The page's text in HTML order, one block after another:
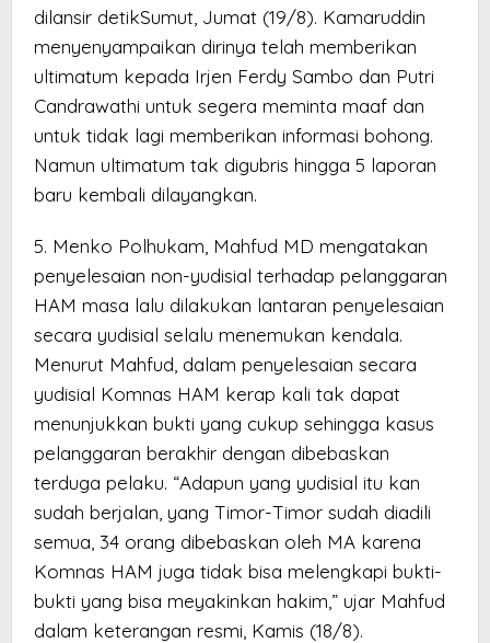
dilansir detikSumut, Jumat (19/8). Kamaruddin
menyenyampaikan dirinya telah memberikan
ultimatum kepada Irjen Ferdy Sambo dan Putri
Candrawathi untuk segera meminta maaf dan
untuk tidak lagi memberikan informasi bohong.
Namun ultimatum tak digubris hingga 5 laporan
baru kembali dilayangkan.
5. Menko Polhukam, Mahfud MD mengatakan
penyelesaian non-yudisial terhadap pelanggaran
HAM masa lalu dilakukan lantaran penyelesaian
secara yudisial selalu menemukan kendala.
Menurut Mahfud, dalam penyelesaian secara
yudisial Komnas HAM kerap kali tak dapat
menunjukkan bukti yang cukup sehingga kasus
pelanggaran berakhir dengan dibebaskan
terduga pelaku. “Adapun yang yudisial itu kan
sudah berjalan, yang Timor-Timor sudah diadili
semua, 34 orang dibebaskan oleh MA karena
Komnas HAM juga tidak bisa melengkapi bukti-
bukti yang bisa meyakinkan hakim,” ujar Mahfud
dalam keterangan resmi, Kamis (18/8).